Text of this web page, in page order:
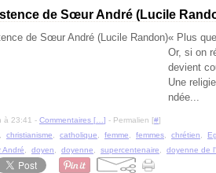
de Sœur André (Lucile
« Plus
Or, si on
devient
Une
ndée...
à 23:41 - Commentaires [ ] - Permalien [#]
christianisme catholique femme femmes chrétien
André doyen doyenne supercentenaire doyenne de